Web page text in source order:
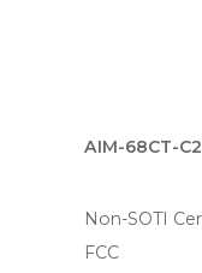
AIM-68CT-
Non-SOTI
FCC